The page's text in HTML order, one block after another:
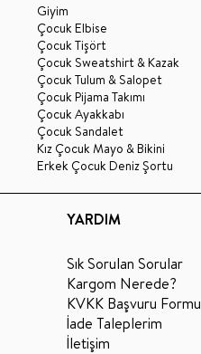
Giyim
Çocuk Elbise
Çocuk Tişört
Çocuk Sweatshirt & Kazak
Çocuk Tulum & Salopet
Çocuk Pijama Takımı
Çocuk Ayakkabı
Çocuk Sandalet
Kız Çocuk Mayo & Bikini
Erkek Çocuk Deniz Şortu
YARDIM
Sık Sorulan Sorular
Kargom Nerede?
KVKK Başvuru Formu
İade Taleplerim
İletişim